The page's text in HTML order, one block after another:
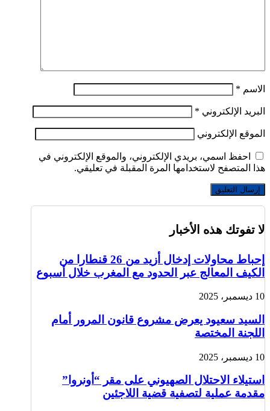
الاسم *
البريد الإلكتروني *
الموقع الإلكتروني
احفظ اسمي، بريدي الإلكتروني، والموقع الإلكتروني في
هذا المتصفح لاستخدامها المرة المقبلة في تعليقي.
لا تفوتك هذه الأخبار
إحباط محاولات إدخال أزيد من 26 قنطارا من
الكيف المعالج عبر الحدود مع المغرب خلال أسبوع
10 ديسمبر، 2025
السيد سعيود يعرض مشروع قانون المرور أمام
اللجنة المختصة
10 ديسمبر، 2025
استيلاء الاحتلال الصهيوني على مقر “أونروا”
مقدمة عملية لتصفية قضية اللاجئين